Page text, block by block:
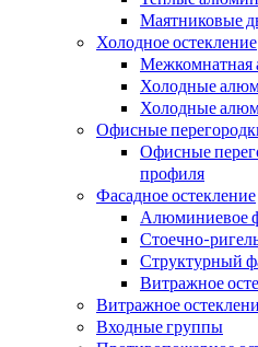
Маятниковые
Холодное остекление
Межкомнатная
Холодные
Холодные
Офисные
Офисные
профиля
Фасадное остекление
Алюминиевое
Стоечно-
Структурный
Витражное
Витражное
Входные группы